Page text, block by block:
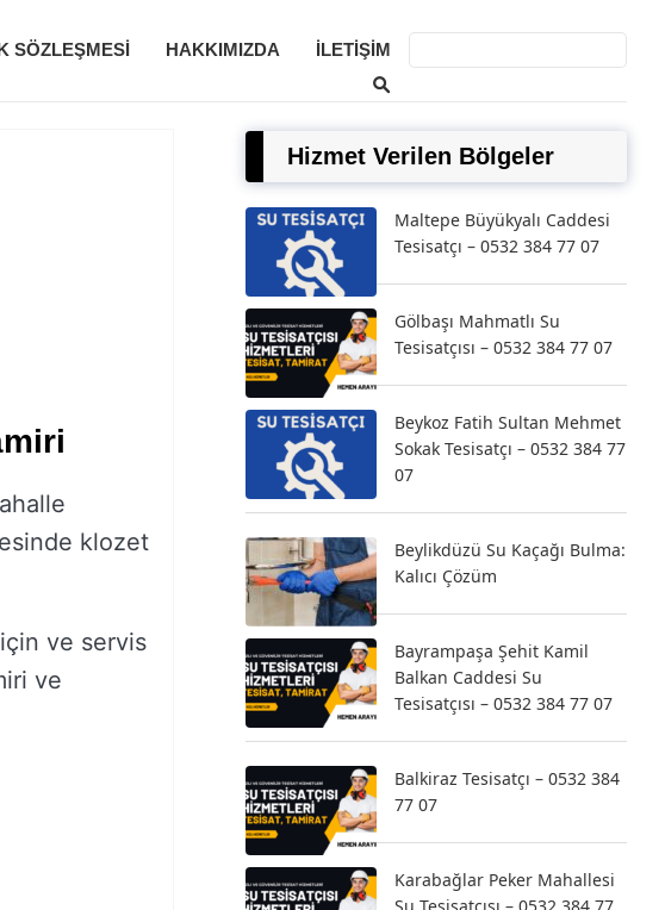
SÖZLEŞMESI HAKKIMIZDA İLETIŞIM
klozet
ve servis
ve
Hizmet Verilen Bölgeler
Maltepe Büyükyalı Caddesi
Tesisatçı – 0532 384 77 07
Gölbaşı Mahmatlı Su
Tesisatçısı – 0532 384 77 07
Beykoz Fatih Sultan Mehmet
Sokak Tesisatçı – 0532 384 77
07
Beylikdüzü Su Kaçağı Bulma:
Kalıcı Çözüm
Bayrampaşa Şehit Kamil
Balkan Caddesi Su
Tesisatçısı – 0532 384 77 07
Balkiraz Tesisatçı – 0532 384
77 07
Karabağlar Peker Mahallesi